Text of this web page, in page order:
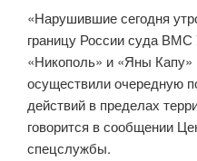
«Нарушившие сегодня
границу России суда
«Никополь» и «Яны Капу»
осуществили очередную
действий в пределах
говорится в сообщении
спецслужбы.